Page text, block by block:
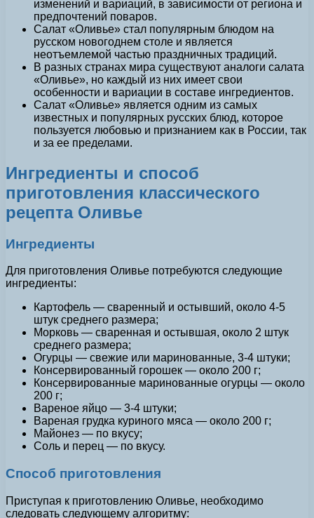
изменений и вариаций, в зависимости от региона и
предпочтений поваров.
Салат «Оливье» стал популярным блюдом на
русском новогоднем столе и является
неотъемлемой частью праздничных традиций.
В разных странах мира существуют аналоги салата
«Оливье», но каждый из них имеет свои
особенности и вариации в составе ингредиентов.
Салат «Оливье» является одним из самых
известных и популярных русских блюд, которое
пользуется любовью и признанием как в России, так
и за ее пределами.
Ингредиенты и способ
приготовления классического
рецепта Оливье
Ингредиенты
Для приготовления Оливье потребуются следующие
ингредиенты:
Картофель — сваренный и остывший, около 4-5
штук среднего размера;
Морковь — сваренная и остывшая, около 2 штук
среднего размера;
Огурцы — свежие или маринованные, 3-4 штуки;
Консервированный горошек — около 200 г;
Консервированные маринованные огурцы — около
200 г;
Вареное яйцо — 3-4 штуки;
Вареная грудка куриного мяса — около 200 г;
Майонез — по вкусу;
Соль и перец — по вкусу.
Способ приготовления
Приступая к приготовлению Оливье, необходимо
следовать следующему алгоритму: